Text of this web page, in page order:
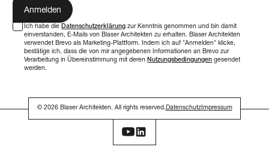
Ich habe dieDatenschutzerklärung zur Kenntnis genommen und bin damit
einverstanden, E-Mails von Blaser Architekten zu erhalten. Blaser Architekten
verwendet Brevo als Marketing-Plattform. Indem ich auf "Anmelden" klicke,
bestätige ich, dass die von mir angegebenen Informationen an Brevo zur
Verarbeitung in Übereinstimmung mit derenNutzungsbedingungen gesendet
werden.
© 2026 Blaser Architekten. All rights reserved.DatenschutzImpressum